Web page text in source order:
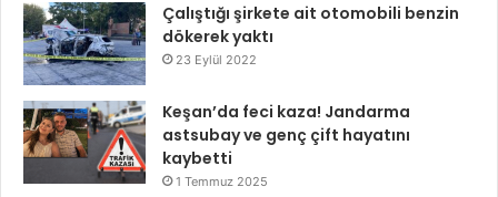
Çalıştığı şirkete ait otomobili benzin
dökerek yaktı
23 Eylül 2022
Keşan’da feci kaza! Jandarma
astsubay ve genç çift hayatını
kaybetti
1 Temmuz 2025